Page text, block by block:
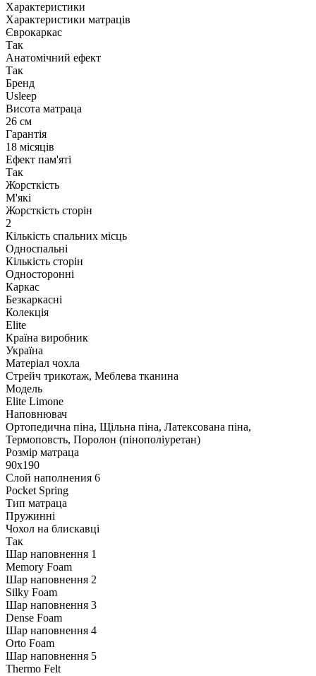
Характеристики
Характеристики матраців
Єврокаркас
Так
Анатомічний ефект
Так
Бренд
Usleep
Висота матраца
26 см
Гарантія
18 місяців
Ефект пам'яті
Так
Жорсткість
М'які
Жорсткість сторін
2
Кількість спальних місць
Односпальні
Кількість сторін
Односторонні
Каркас
Безкаркасні
Колекція
Elite
Країна виробник
Україна
Матеріал чохла
Стрейч трикотаж, Меблева тканина
Модель
Elite Limone
Наповнювач
Ортопедична піна, Щільна піна, Латексована піна,
Термоповсть, Поролон (пінополіуретан)
Розмір матраца
90х190
Слой наполнения 6
Pocket Spring
Тип матраца
Пружинні
Чохол на блискавці
Так
Шар наповнення 1
Memory Foam
Шар наповнення 2
Silky Foam
Шар наповнення 3
Dense Foam
Шар наповнення 4
Orto Foam
Шар наповнення 5
Thermo Felt